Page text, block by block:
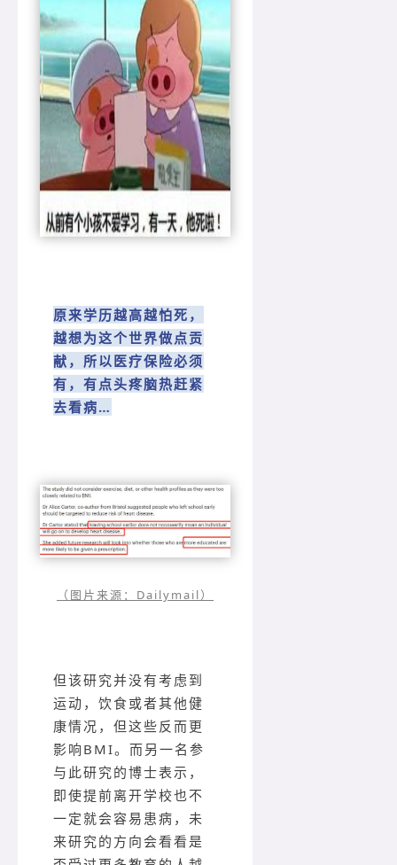
原来学历越高越怕死，
越想为这个世界做点贡
献，所以医疗保险必须
有，有点头疼脑热赶紧
去看病…
（图片来源：Dailymail）
但该研究并没有考虑到
运动，饮食或者其他健
康情况，但这些反而更
影响BMI。而另一名参
与此研究的博士表示，
即使提前离开学校也不
一定就会容易患病，未
来研究的方向会看看是